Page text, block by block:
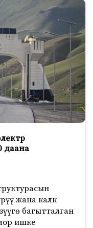
даана
жана калк
багытталган
ишке